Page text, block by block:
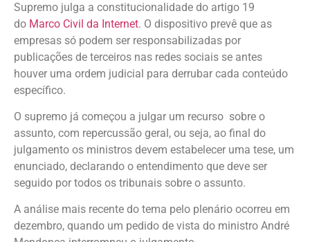
Supremo julga a constitucionalidade do artigo 19
do Marco Civil da Internet. O dispositivo prevê que as
empresas só podem ser responsabilizadas por
publicações de terceiros nas redes sociais se antes
houver uma ordem judicial para derrubar cada conteúdo
específico.
O supremo já começou a julgar um recurso sobre o
assunto, com repercussão geral, ou seja, ao final do
julgamento os ministros devem estabelecer uma tese, um
enunciado, declarando o entendimento que deve ser
seguido por todos os tribunais sobre o assunto.
A análise mais recente do tema pelo plenário ocorreu em
dezembro, quando um pedido de vista do ministro André